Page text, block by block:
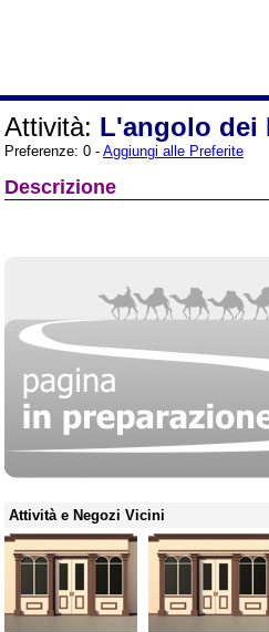
Attività: L'angolo dei
Preferenze: 0 - Aggiungi alle Preferite
Descrizione
Attività e Negozi Vicini